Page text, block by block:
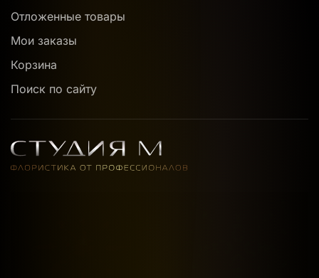
Отложенные товары
Мои заказы
Корзина
Поиск по сайту